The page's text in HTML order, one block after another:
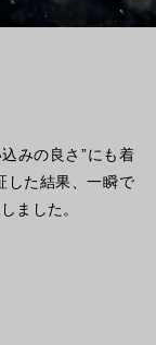
みの良さ”にも着
した結果、一瞬で
ました。